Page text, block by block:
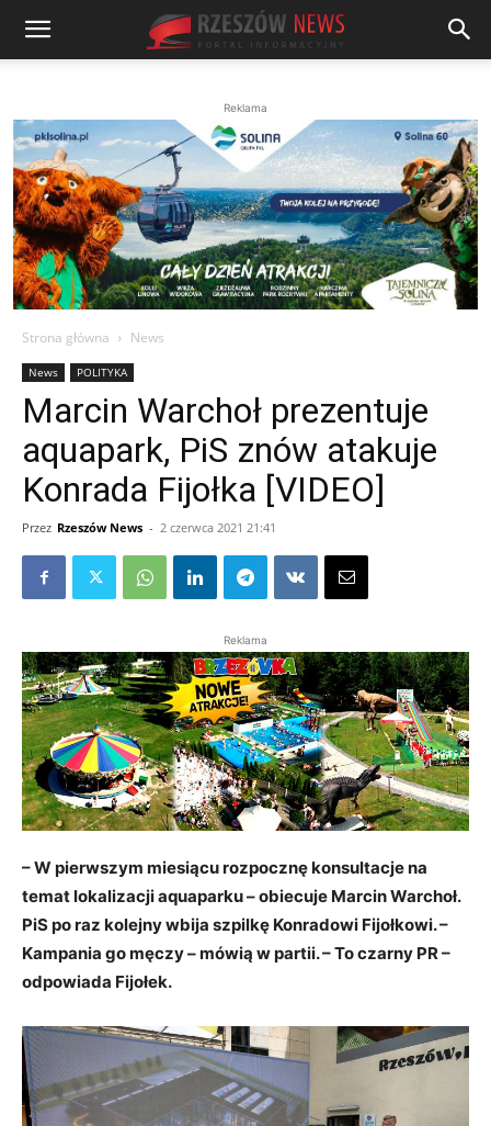
Reklama
Strona główna News
News POLITYKA
Marcin Warchoł prezentuje
aquapark, PiS znów atakuje
Konrada Fijołka [VIDEO]
Przez Rzeszów News - 2 czerwca 2021 21:41
Reklama
– W pierwszym miesiącu rozpocznę konsultacje na
temat lokalizacji aquaparku – obiecuje Marcin Warchoł.
PiS po raz kolejny wbija szpilkę Konradowi Fijołkowi. –
Kampania go męczy – mówią w partii. – To czarny PR –
odpowiada Fijołek.